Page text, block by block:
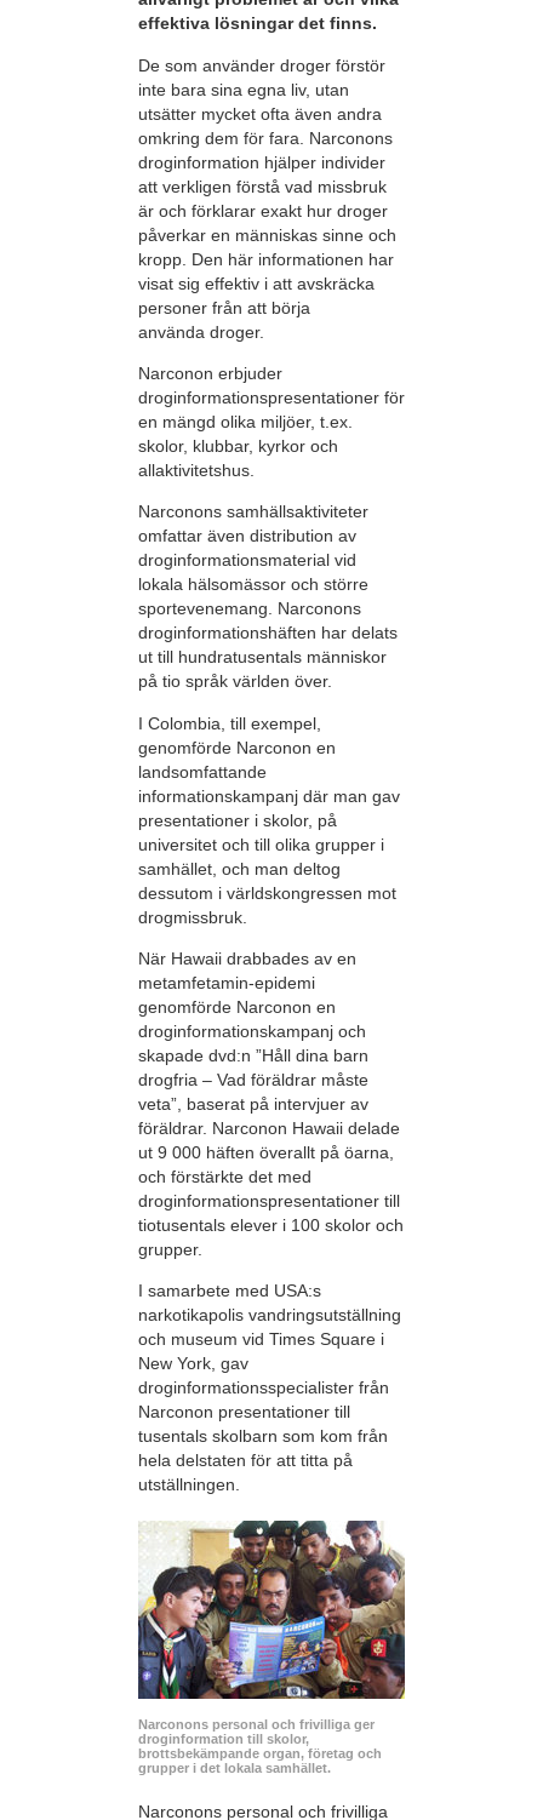
effektiva lösningar det finns.
De som använder droger förstör
inte bara sina egna liv, utan
utsätter mycket ofta även andra
omkring dem för fara. Narconons
droginformation hjälper individer
att verkligen förstå vad missbruk
är och förklarar exakt hur droger
påverkar en människas sinne och
kropp. Den här informationen har
visat sig effektiv i att avskräcka
personer från att börja
använda droger.
Narconon erbjuder
droginformations­presentationer för
en mängd olika miljöer, t.ex.
skolor, klubbar, kyrkor och
allaktivitetshus.
Narconons samhällsaktiviteter
omfattar även distribution av
droginformationsmaterial vid
lokala hälsomässor och större
sport­evenemang. Narconons
drog­informationshäften har delats
ut till hundratusentals människor
på tio språk världen över.
I Colombia, till exempel,
genomförde Narconon en
landsomfattande
informationskampanj där man gav
presentationer i skolor, på
universitet och till olika grupper i
samhället, och man deltog
dessutom i världskongressen mot
drogmissbruk.
När Hawaii drabbades av en
metamfetamin-epidemi
genomförde Narconon en
droginformationskampanj och
skapade dvd:n ”Håll dina barn
drogfria – Vad föräldrar måste
veta”, baserat på intervjuer av
föräldrar. Narconon Hawaii delade
ut 9 000 häften överallt på öarna,
och förstärkte det med
droginformationspresentationer till
tiotusentals elever i 100 skolor och
grupper.
I samarbete med USA:s
narkotikapolis vandringsutställning
och museum vid Times Square i
New York, gav
droginformationsspecialister från
Narconon presentationer till
tusentals skolbarn som kom från
hela delstaten för att titta på
utställningen.
Narconons personal och frivilliga ger
droginformation till skolor,
brottsbekämpande organ, företag och
grupper i det lokala samhället.
Narconons personal och frivilliga